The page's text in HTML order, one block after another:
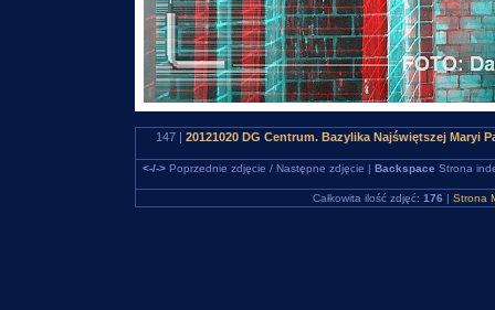
147 | 20121020 DG Centrum. Bazylika Najświętszej Maryi
<-/->Poprzednie zdjęcie / Następne zdjęcie | Backspace Strona
Całkowita ilość zdjęć: 176 | Strona